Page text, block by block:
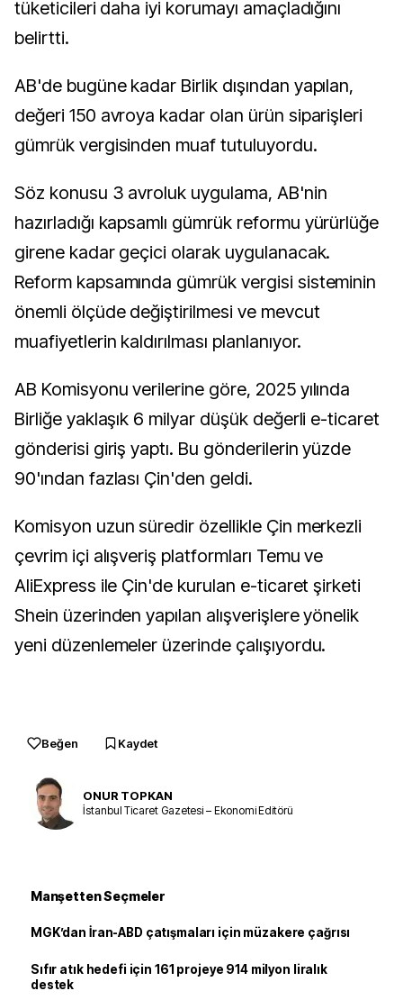
tüketicileri daha iyi korumayı amaçladığını
belirtti.
AB'de bugüne kadar Birlik dışından yapılan,
değeri 150 avroya kadar olan ürün siparişleri
gümrük vergisinden muaf tutuluyordu.
Söz konusu 3 avroluk uygulama, AB'nin
hazırladığı kapsamlı gümrük reformu yürürlüğe
girene kadar geçici olarak uygulanacak.
Reform kapsamında gümrük vergisi sisteminin
önemli ölçüde değiştirilmesi ve mevcut
muafiyetlerin kaldırılması planlanıyor.
AB Komisyonu verilerine göre, 2025 yılında
Birliğe yaklaşık 6 milyar düşük değerli e-ticaret
gönderisi giriş yaptı. Bu gönderilerin yüzde
90'ından fazlası Çin'den geldi.
Komisyon uzun süredir özellikle Çin merkezli
çevrim içi alışveriş platformları Temu ve
AliExpress ile Çin'de kurulan e-ticaret şirketi
Shein üzerinden yapılan alışverişlere yönelik
yeni düzenlemeler üzerinde çalışıyordu.
Beğen Kaydet
ONUR TOPKAN
İstanbul Ticaret Gazetesi – Ekonomi Editörü
Manşetten Seçmeler
MGK’dan İran-ABD çatışmaları için müzakere çağrısı
Sıfır atık hedefi için 161 projeye 914 milyon liralık
destek